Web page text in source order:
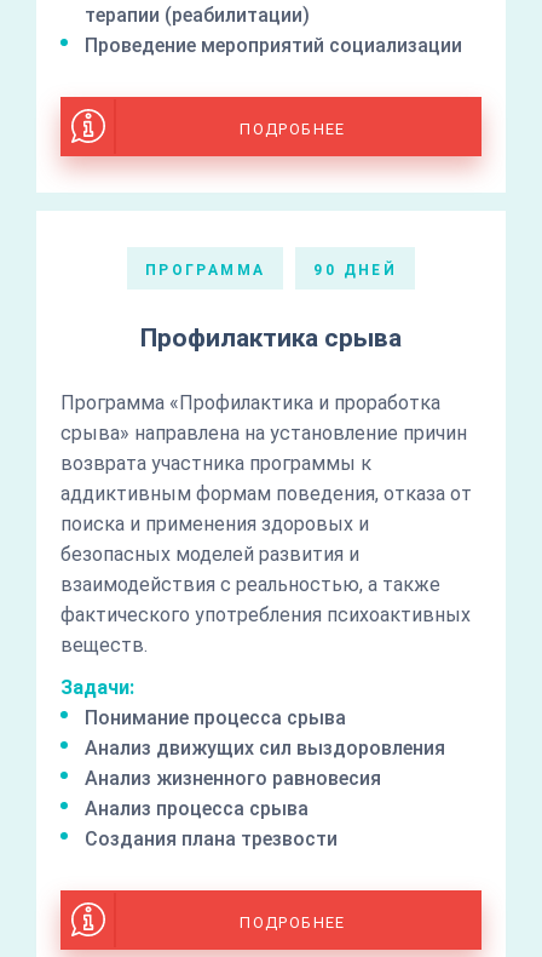
терапии (реабилитации)
Проведение мероприятий социализации
ПОДРОБНЕЕ
ПРОГРАММА 90 ДНЕЙ
Профилактика срыва
Программа «Профилактика и проработка
срыва» направлена на установление причин
возврата участника программы к
аддиктивным формам поведения, отказа от
поиска и применения здоровых и
безопасных моделей развития и
взаимодействия с реальностью, а также
фактического употребления психоактивных
веществ.
Задачи:
Понимание процесса срыва
Анализ движущих сил выздоровления
Анализ жизненного равновесия
Анализ процесса срыва
Создания плана трезвости
ПОДРОБНЕЕ